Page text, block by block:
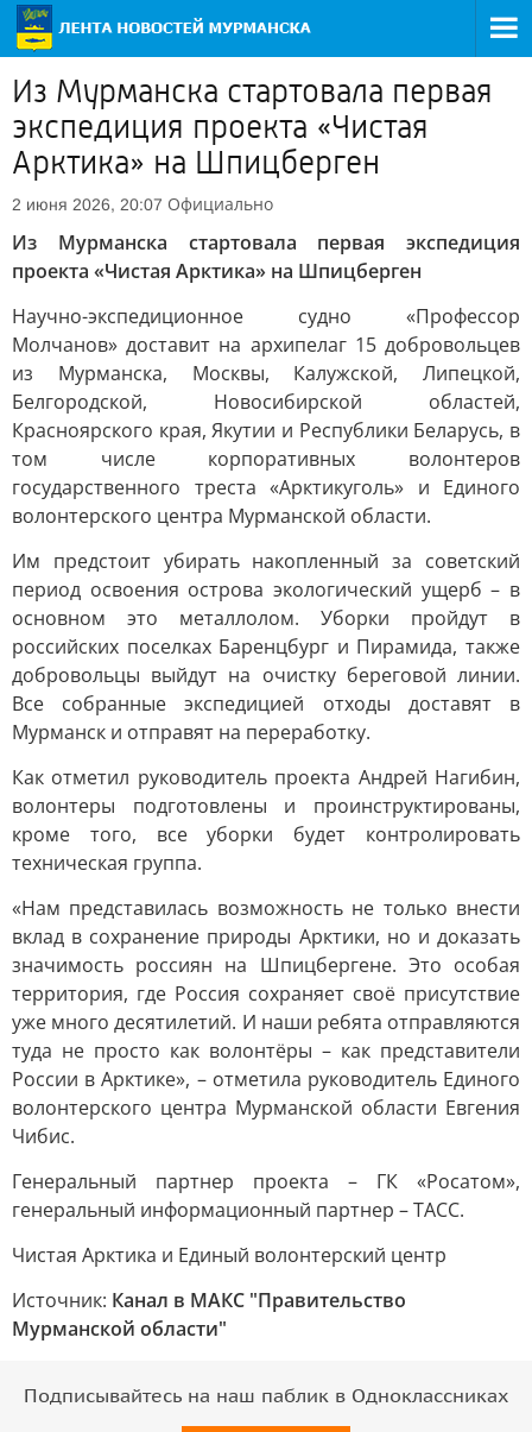
Из Мурманска стартовала первая
экспедиция проекта «Чистая
Арктика» на Шпицберген
2 июня 2026, 20:07 Официально
Из Мурманска стартовала первая экспедиция
проекта «Чистая Арктика» на Шпицберген
Научно-экспедиционное судно «Профессор
Молчанов» доставит на архипелаг 15 добровольцев
из Мурманска, Москвы, Калужской, Липецкой,
Белгородской, Новосибирской областей,
Красноярского края, Якутии и Республики Беларусь, в
том числе корпоративных волонтеров
государственного треста «Арктикуголь» и Единого
волонтерского центра Мурманской области.
Им предстоит убирать накопленный за советский
период освоения острова экологический ущерб – в
основном это металлолом. Уборки пройдут в
российских поселках Баренцбург и Пирамида, также
добровольцы выйдут на очистку береговой линии.
Все собранные экспедицией отходы доставят в
Мурманск и отправят на переработку.
Как отметил руководитель проекта Андрей Нагибин,
волонтеры подготовлены и проинструктированы,
кроме того, все уборки будет контролировать
техническая группа.
«Нам представилась возможность не только внести
вклад в сохранение природы Арктики, но и доказать
значимость россиян на Шпицбергене. Это особая
территория, где Россия сохраняет своё присутствие
уже много десятилетий. И наши ребята отправляются
туда не просто как волонтёры – как представители
России в Арктике», – отметила руководитель Единого
волонтерского центра Мурманской области Евгения
Чибис.
Генеральный партнер проекта – ГК «Росатом»,
генеральный информационный партнер – ТАСС.
Чистая Арктика и Единый волонтерский центр
Источник: Канал в МАКС "Правительство
Мурманской области"
Подписывайтесь на наш паблик в Одноклассниках